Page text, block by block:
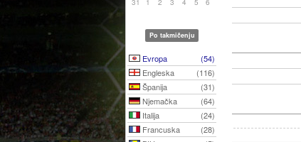
31
1 2 3 4 5 6
Po takmičenju
Evropa
(54)
Engleska
(116)
Španija
(31)
Njemačka
(64)
Italija
(24)
Francuska
(28)